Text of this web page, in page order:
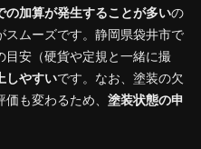
の加算が発生することが多いの
ムーズです。静岡県袋井市で
安（硬貨や定規と一緒に撮
しやすいです。なお、塗装の欠
も変わるため、 塗装状態の申